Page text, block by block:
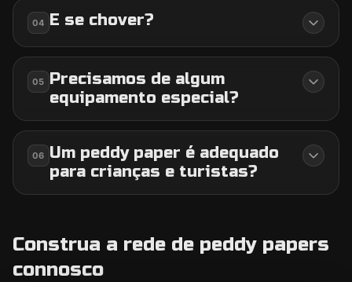
04 E se chover?
05 Precisamos de algum
equipamento especial?
06 Um peddy paper é adequado
para crianças e turistas?
Construa a rede de peddy papers
connosco